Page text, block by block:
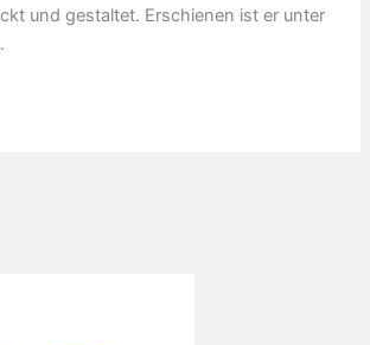
und gestaltet. Erschienen ist er unter